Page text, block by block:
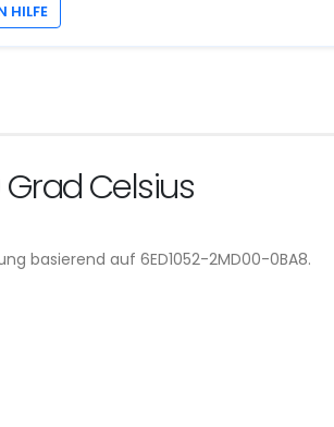
HILFE
Grad Celsius
basierend auf 6ED1052-2MD00-0BA8.